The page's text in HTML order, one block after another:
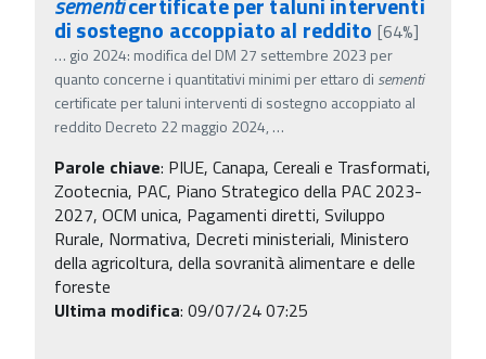
di sostegno accoppiato al reddito [64%]
… gio 2024: modifica del DM 27 settembre 2023 per
quanto concerne i quantitativi minimi per ettaro di sementi
certificate per taluni interventi di sostegno accoppiato al
reddito Decreto 22 maggio 2024, …
Parole chiave: PIUE, Canapa, Cereali e Trasformati,
Zootecnia, PAC, Piano Strategico della PAC 2023-
2027, OCM unica, Pagamenti diretti, Sviluppo
Rurale, Normativa, Decreti ministeriali, Ministero
della agricoltura, della sovranità alimentare e delle
foreste
Ultima modifica: 09/07/24 07:25